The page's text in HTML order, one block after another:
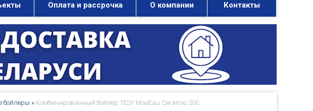
Оплата и рассрочка О компании Контакты
бойлеры » Комбинированный бойлер TESY MaxEau Ceramic 200